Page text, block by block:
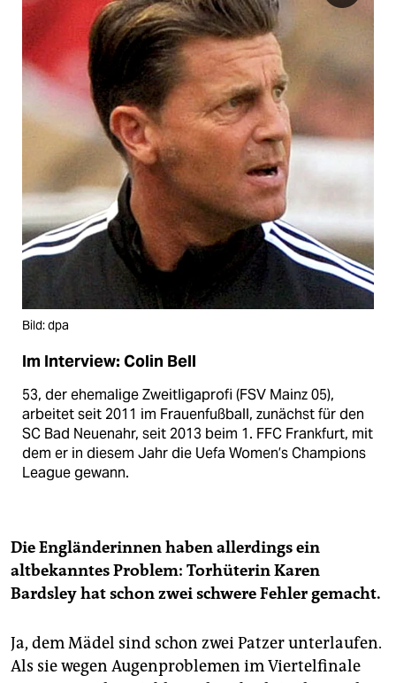
Bild: dpa
Im Interview: Colin Bell
53, der ehemalige Zweitliga­profi (FSV Mainz 05),
arbeitet seit 2011 im Frauenfußball, zunächst für den
SC Bad Neuenahr, seit 2013 beim 1. FFC Frankfurt, mit
dem er in diesem Jahr die Uefa Women’s Champions
League gewann.
Die Engländerinnen haben allerdings ein
altbekanntes Problem: Torhüterin Karen
Bardsley hat schon zwei schwere Fehler gemacht.
Ja, dem Mädel sind schon zwei Patzer unterlaufen.
Als sie wegen Augenproblemen im Viertelfinale